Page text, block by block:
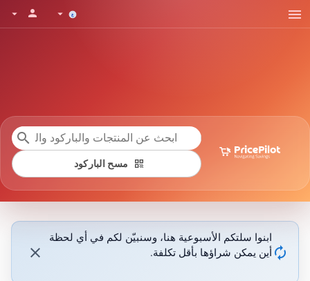
menu
arrow_drop_down
person
arrow_drop_down
search
qr_code مسح الباركود
autorenew
ابنوا سلتكم الأسبوعية هنا، وسنبيّن لكم في أي لحظة
أين يمكن شراؤها بأقل تكلفة.
close